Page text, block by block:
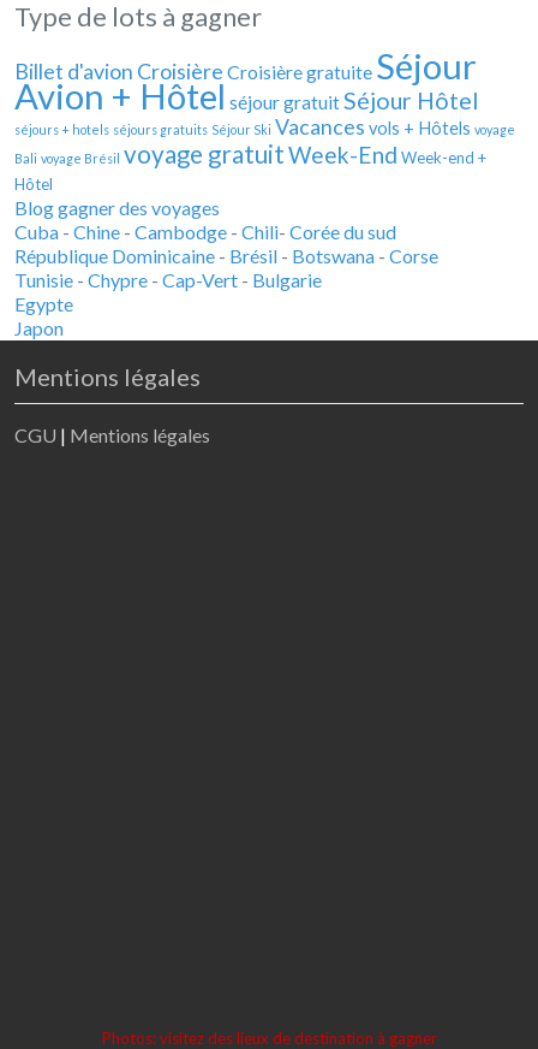
Type de lots à gagner
Billet d'avion Croisière Croisière gratuite Séjour
Avion + Hôtel séjour gratuitSéjour Hôtel
séjours + hotels séjours gratuits Séjour Ski Vacances vols + Hôtels voyage
Bali voyage Brésil voyage gratuitWeek-End Week-end +
Hôtel
Blog gagner des voyages
Cuba - Chine - Cambodge - Chili- Corée du sud
République Dominicaine - Brésil - Botswana - Corse
Tunisie - Chypre - Cap-Vert - Bulgarie
Egypte
Japon
Mentions légales
CGU | Mentions légales
Photos: visitez des lieux de destination à gagner